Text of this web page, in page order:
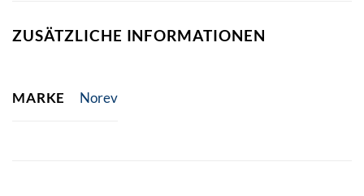
ZUSÄTZLICHE INFORMATIONEN
MARKE Norev